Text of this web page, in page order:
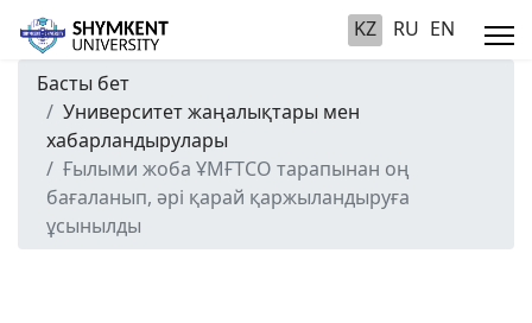
KZ RU EN
Басты бет
Университет жаңалықтары мен
хабарландырулары
Ғылыми жоба ҰМҒТСО тарапынан оң
бағаланып, әрі қарай қаржыландыруға
ұсынылды